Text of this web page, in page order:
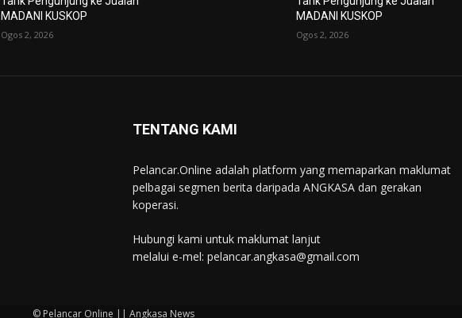
MADANI KUSKOP
Ogos 2, 2026
MADANI KUSKOP
Ogos 2, 2026
TENTANG KAMI
Pelancar.Online adalah platform yang memaparkan maklumat
pelbagai segmen berita daripada ANGKASA dan gerakan
koperasi.
Hubungi kami untuk maklumat lanjut
melalui e-mel: pelancar.angkasa@gmail.com
© Pelancar Online || Angkasa News